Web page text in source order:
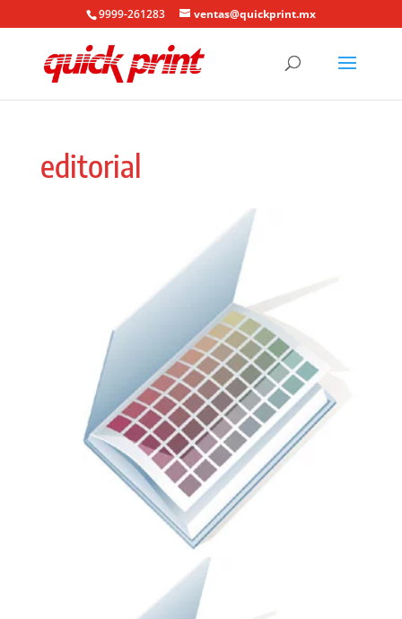
9999-261283 ventas@quickprint.mx
editorial